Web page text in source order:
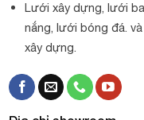
Lưới xây dựng, lưới
nắng, lưới bóng đá.
xây dựng.